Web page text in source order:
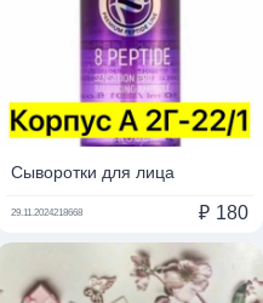
Сыворотки для лица
29.11.2024218668 ₽ 180